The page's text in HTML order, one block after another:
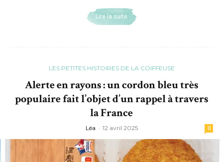
Lire la suite
LES PETITES HISTOIRES DE LA COIFFEUSE
Alerte en rayons : un cordon bleu très
populaire fait l’objet d’un rappel à travers
la France
Léa - 12 avril 2025 0